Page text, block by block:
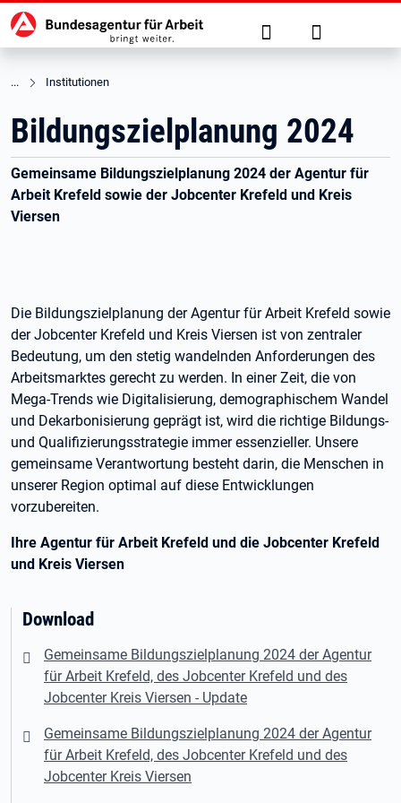
zu den Hauptinhalten springen
Hauptnavigation Suche Anmelden
Institutionen
Bildungszielplanung 2024
Gemeinsame Bildungszielplanung 2024 der Agentur für
Arbeit Krefeld sowie der Jobcenter Krefeld und Kreis
Viersen
Die Bildungszielplanung der Agentur für Arbeit Krefeld sowie
der Jobcenter Krefeld und Kreis Viersen ist von zentraler
Bedeutung, um den stetig wandelnden Anforderungen des
Arbeitsmarktes gerecht zu werden. In einer Zeit, die von
Mega-Trends wie Digitalisierung, demographischem Wandel
und Dekarbonisierung geprägt ist, wird die richtige Bildungs-
und Qualifizierungsstrategie immer essenzieller. Unsere
gemeinsame Verantwortung besteht darin, die Menschen in
unserer Region optimal auf diese Entwicklungen
vorzubereiten.
Ihre Agentur für Arbeit Krefeld und die Jobcenter Krefeld
und Kreis Viersen
Download
Gemeinsame Bildungszielplanung 2024 der Agentur
für Arbeit Krefeld, des Jobcenter Krefeld und des
Jobcenter Kreis Viersen - Update
Gemeinsame Bildungszielplanung 2024 der Agentur
für Arbeit Krefeld, des Jobcenter Krefeld und des
Jobcenter Kreis Viersen